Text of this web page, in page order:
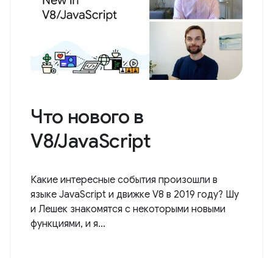
Что нового в
V8/JavaScript
Какие интересные события произошли в
языке JavaScript и движке V8 в 2019 году? Шу
и Лешек знакомятся с некоторыми новыми
функциями, и я...